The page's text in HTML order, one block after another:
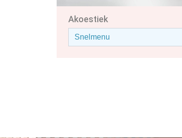
Akoestiek